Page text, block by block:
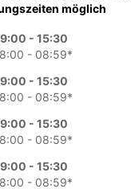
möglich
- 15:30
- 08:59*
- 15:30
- 08:59*
- 15:30
- 08:59*
- 15:30
- 08:59*